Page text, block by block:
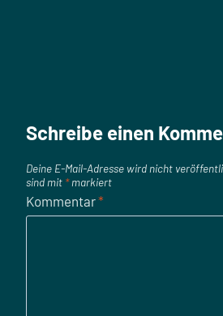
Schreibe einen
Deine E-Mail-Adresse wird nicht
sind mit *markiert
Kommentar*